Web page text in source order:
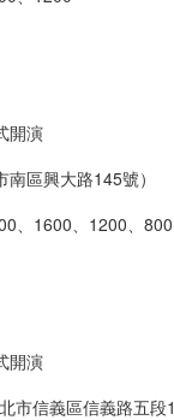
開演
南區興大路145號）
1600 1200 800
開演
北市信義區信義路五段1